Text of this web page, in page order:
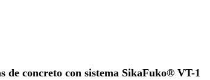
de concreto con sistema SikaFuko® VT-1